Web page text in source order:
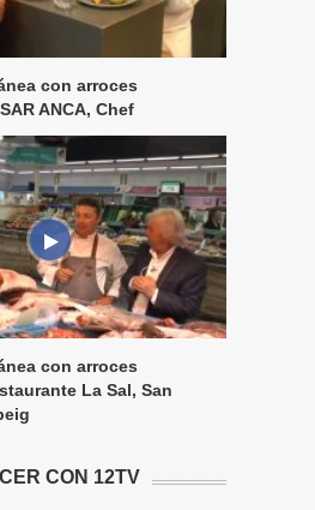
con arroces
ANCA, Chef
con arroces
La Sal, San
CON 12TV